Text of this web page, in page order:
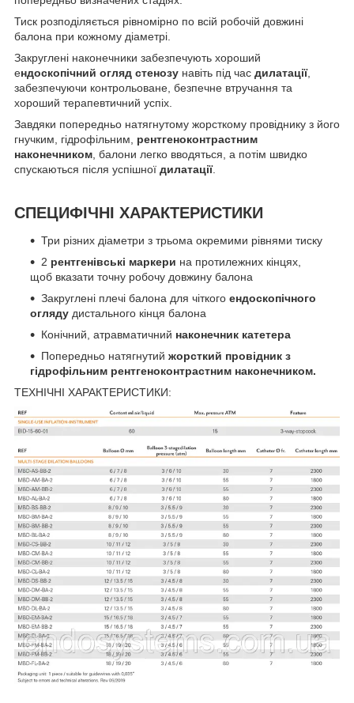
Тиск розподіляється рівномірно по всій робочій довжині
балона при кожному діаметрі.
Закруглені наконечники забезпечують хороший
ендоскопічний огляд стенозу навіть під час дилатації,
забезпечуючи контрольоване, безпечне втручання та
хороший терапевтичний успіх.
Завдяки попередньо натягнутому жорсткому провіднику з його
гнучким, гідрофільним, рентгеноконтрастним
наконечником , балони легко вводяться, а потім швидко
спускаються після успішної дилатації.
СПЕЦИФІЧНІ ХАРАКТЕРИСТИКИ
Три різних діаметри з трьома окремими рівнями тиску
2 рентгенівські маркери на протилежних кінцях,
щоб вказати точну робочу довжину балона
Закруглені плечі балона для чіткого ендоскопічного
огляду дистального кінця балона
Конічний, атравматичний наконечник катетера
Попередньо натягнутий жорсткий провідник з
гідрофільним рентгеноконтрастним наконечником.
ТЕХНІЧНІ ХАРАКТЕРИСТИКИ: